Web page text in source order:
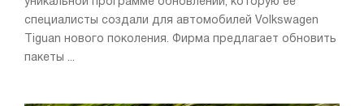
уникальной программе обновлений, которую ее
специалисты создали для автомобилей Volkswagen
Tiguan нового поколения. Фирма предлагает обновить
пакеты ...